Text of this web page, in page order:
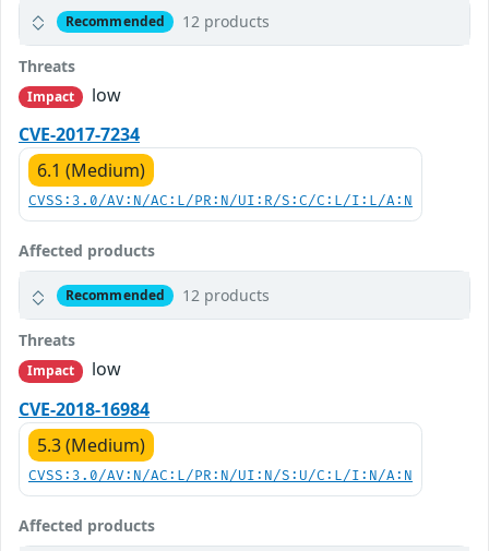
Recommended 12 products
Threats
Impact
low
CVE-2017-7234
6.1 (Medium)
CVSS:3.0/AV:N/AC:L/PR:N/UI:R/S:C/C:L/I:L/A:N
Affected products
Recommended 12 products
Threats
Impact
low
CVE-2018-16984
5.3 (Medium)
CVSS:3.0/AV:N/AC:L/PR:N/UI:N/S:U/C:L/I:N/A:N
Affected products